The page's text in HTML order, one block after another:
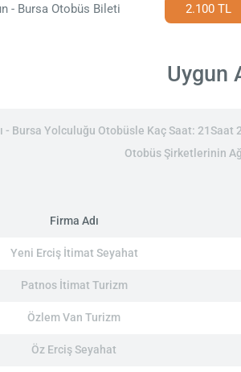
- Bursa Otobüs Bileti 2.100 TL
Uygun
- Bursa Yolculuğu Otobüsle Kaç Saat: 21Saat
Otobüs Şirketlerinin
Firma Adı
Yeni Erciş İtimat Seyahat
Patnos İtimat Turizm
Özlem Van Turizm
Öz Erciş Seyahat